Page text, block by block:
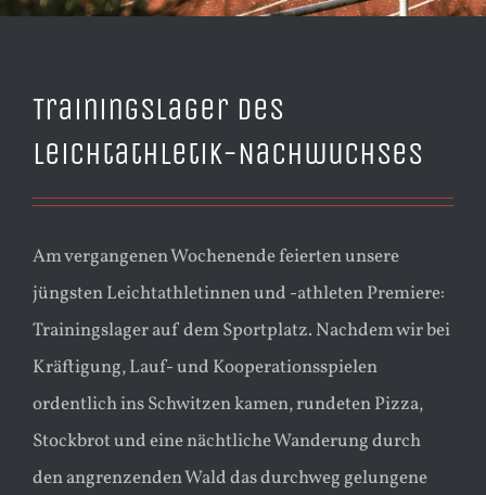
Trainingslager des
Leichtathletik-Nachwuchses
Am vergangenen Wochenende feierten unsere
jüngsten Leichtathletinnen und -athleten Premiere:
Trainingslager auf dem Sportplatz. Nachdem wir bei
Kräftigung, Lauf- und Kooperationsspielen
ordentlich ins Schwitzen kamen, rundeten Pizza,
Stockbrot und eine nächtliche Wanderung durch
den angrenzenden Wald das durchweg gelungene